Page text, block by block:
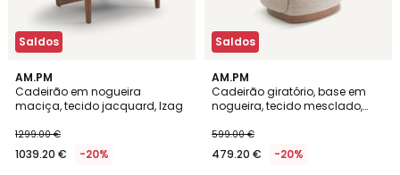
Saldos
AM.PM
Cadeirão em nogueira
maciça, tecido jacquard, Izag
1299.00 €
1039.20 € -20%
4,6
/ 5
Saldos
AM.PM
Cadeirão giratório, base em
nogueira, tecido mesclado,
599.00 €
479.20 € -20%
4,7
/ 5
2
Cores